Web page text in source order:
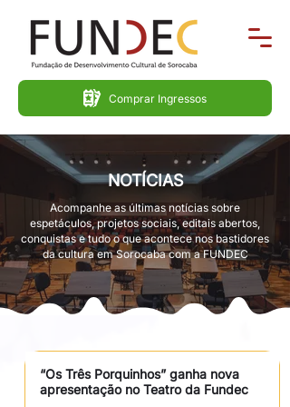
Comprar Ingressos
NOTÍCIAS
Acompanhe as últimas notícias sobre
espetáculos, projetos sociais, editais abertos,
conquistas e tudo o que acontece nos bastidores
da cultura em Sorocaba com a FUNDEC
“Os Três Porquinhos” ganha nova
apresentação no Teatro da Fundec